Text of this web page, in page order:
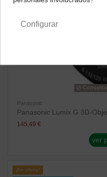
Panasonic
Panasonic Lumix G 3D-
145,49 €
ver
¡En oferta!
Configurar